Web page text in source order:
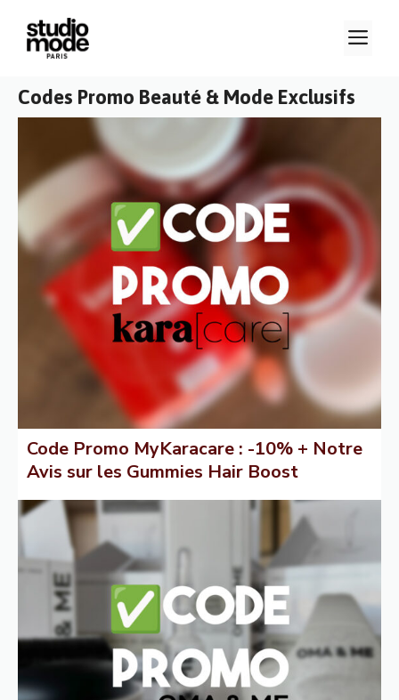
contenu
Codes Promo Beauté & Mode Exclusifs
Code Promo MyKaracare : -10% + Notre
Avis sur les Gummies Hair Boost